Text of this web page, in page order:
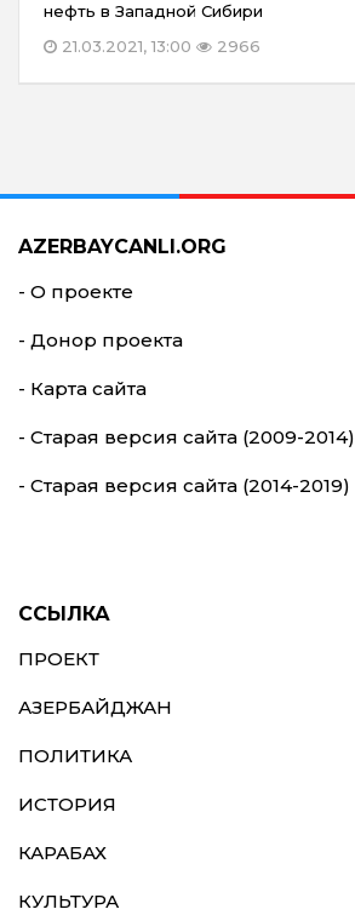
нефть в Западной Сибири
21.03.2021, 13:00
2966
AZERBAYCANLI.ORG
- О проекте
- Донор проекта
- Карта сайта
- Старая версия сайта (2009-2014)
- Старая версия сайта (2014-2019)
ССЫЛКА
ПРОЕКТ
АЗЕРБАЙДЖАН
ПОЛИТИКА
ИСТОРИЯ
КАРАБАХ
КУЛЬТУРА